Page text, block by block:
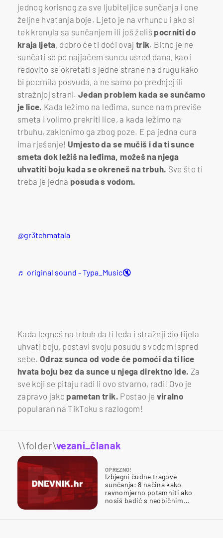
jednog korisnog za sve ljubiteljice sunčanja i one
željne hvatanja boje. Ljeto je na vrhuncu i ako si
tek krenula sa sunčanjem ili još želiš pocrniti do
kraja ljeta, dobro će ti doći ovaj trik. Bitno je ne
sunčati se po najjačem suncu usred dana, kao i
redovito se okretati s jedne strane na drugu kako
bi pocrnila posvuda, a ne samo po prednjoj ili
stražnjoj strani.Jedan problem kada se sunčamo
je lice. Kada ležimo na leđima, sunce nam previše
smeta i volimo prekriti lice, a kada ležimo na
trbuhu, zaklonimo ga zbog poze. E pa jedna cura
ima rješenje! Umjesto da se mučiš i da ti sunce
smeta dok ležiš na leđima, možeš na njega
uhvatiti boju kada se okreneš na trbuh. Sve što ti
treba je jedna posuda s vodom.
@gr3tchmatala
♬ original sound - Typa_Music🔇
Kada legneš na trbuh da ti leđa i stražnji dio tijela
uhvati boju, postavi svoju posudu s vodom ispred
sebe.Odraz sunca od vode će pomoći da ti lice
hvata boju bez da sunce u njega direktno ide. Za
sve koji se pitaju radi li ovo stvarno, radi! Ovo je
zapravo jako pametan trik. Postao je viralno
popularan na TikToku s razlogom!
\\folder\vezani_članak
OPREZNO!
Izbjegni čudne tragove
sunčanja: 8 načina kako
ravnomjerno potamniti ako
nosiš badić s neobičnim